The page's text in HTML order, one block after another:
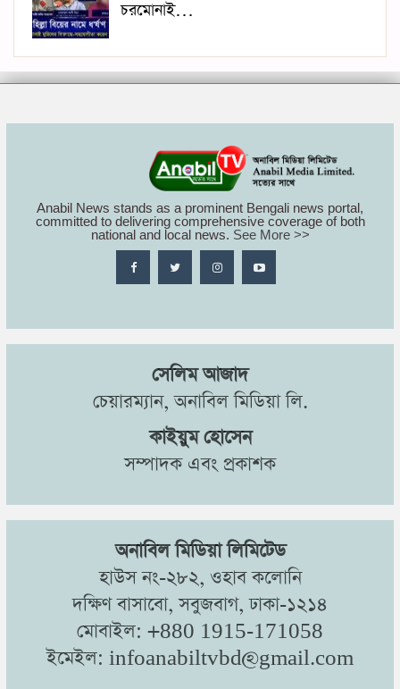
চরমোনাই…
Anabil News stands as a prominent Bengali news portal,
committed to delivering comprehensive coverage of both
national and local news. See More >>
সেলিম আজাদ
চেয়ারম্যান, অনাবিল মিডিয়া লি.
কাইয়ুম হোসেন
সম্পাদক এবং প্রকাশক
অনাবিল মিডিয়া লিমিটেড
হাউস নং-২৮২, ওহাব কলোনি
দক্ষিণ বাসাবো, সবুজবাগ, ঢাকা-১২১৪
মোবাইল: +880 1915-171058
ইমেইল: infoanabiltvbd@gmail.com